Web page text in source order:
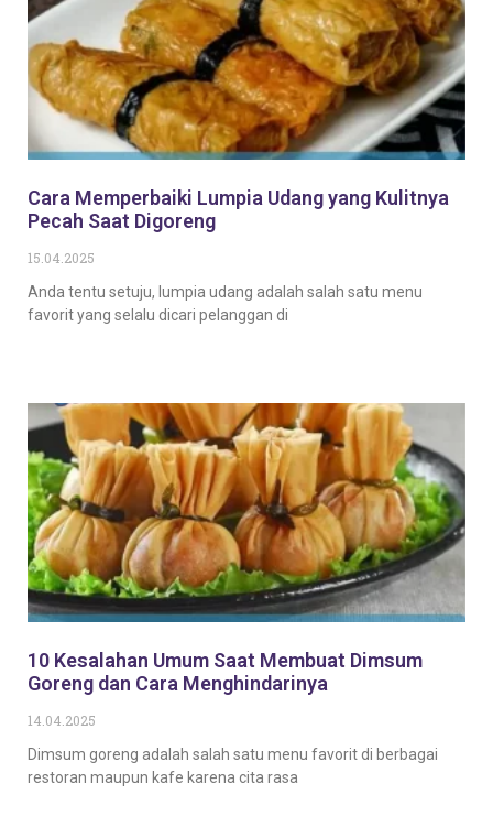
Cara Memperbaiki Lumpia Udang yang Kulitnya
Pecah Saat Digoreng
15.04.2025
Anda tentu setuju, lumpia udang adalah salah satu menu
favorit yang selalu dicari pelanggan di
10 Kesalahan Umum Saat Membuat Dimsum
Goreng dan Cara Menghindarinya
14.04.2025
Dimsum goreng adalah salah satu menu favorit di berbagai
restoran maupun kafe karena cita rasa